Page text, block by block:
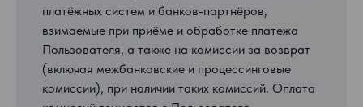
платёжных систем и банков-партнёров,
взимаемые при приёме и обработке платежа
Пользователя, а также на комиссии за возврат
(включая межбанковские и процессинговые
комиссии), при наличии таких комиссий. Оплата